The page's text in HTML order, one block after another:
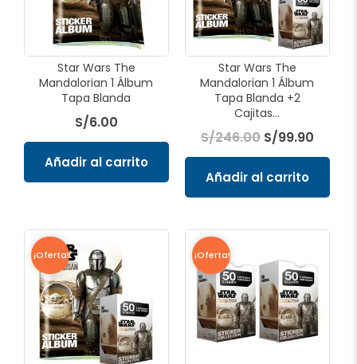
Star Wars The
Mandalorian 1 Álbum
Tapa Blanda
S/6.00
Añadir al carrito
Star Wars The
Mandalorian 1 Álbum
Tapa Blanda +2
Cajitas...
S/246.00 S/99.90
Añadir al carrito
¡Oferta!
precio
original
era:
S/126.00.
precio
S/55.00.
¡Oferta!
original
era:
S/240.00.
es:
S/